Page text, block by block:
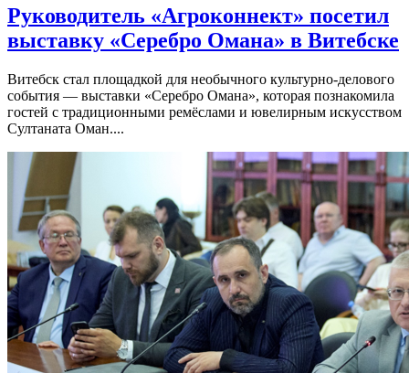
Руководитель «Агроконнект» посетил
выставку «Серебро Омана» в Витебске
Витебск стал площадкой для необычного культурно-делового
события — выставки «Серебро Омана», которая познакомила
гостей с традиционными ремёслами и ювелирным искусством
Султаната Оман....